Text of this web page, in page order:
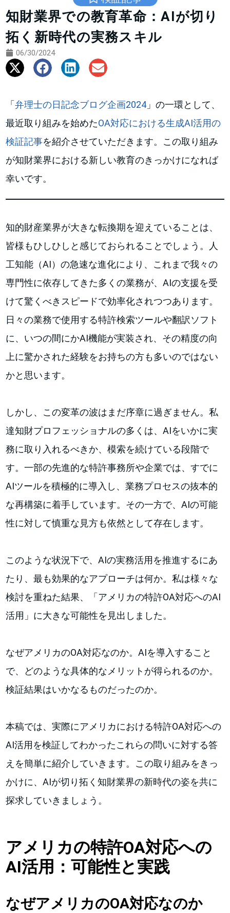
知財業界での教育革命：AIが切り
拓く新時代の実務スキル
06/30/2024
「弁理士の日記念ブログ企画2024 」の一環として、
最近取り組みを始めたOA対応における生成AI活用の
検証記事を紹介させていただきます。この取り組み
が知財業界における新しい教育のきっかけになれば
幸いです。
知的財産業界が大きな転換期を迎えていることは、
皆様もひしひしと感じておられることでしょう。人
工知能（AI）の急速な進化により、これまで我々の
専門性に依存してきた多くの業務が、AIの支援を受
けて驚くべきスピードで効率化されつつあります。
日々の業務で使用する特許検索ツールや翻訳ソフト
に、いつの間にかAI機能が実装され、その精度の向
上に驚かされた経験をお持ちの方も多いのではない
かと思います。
しかし、この変革の波はまだ序章に過ぎません。私
達知財プロフェッショナルの多くは、AIをいかに実
務に取り入れるべきか、模索を続けている段階で
す。一部の先進的な特許事務所や企業では、すでに
AIツールを積極的に導入し、業務プロセスの抜本的
な再構築に着手しています。その一方で、AIの可能
性に対して慎重な見方も依然として存在します。
このような状況下で、AIの実務活用を推進するにあ
たり、最も効果的なアプローチは何か。私は様々な
検討を重ねた結果、「アメリカの特許OA対応へのAI
活用」に大きな可能性を見出しました。
なぜアメリカのOA対応なのか。AIを導入すること
で、どのような具体的なメリットが得られるのか。
検証結果はいかなるものだったのか。
本稿では、実際にアメリカにおける特許OA対応への
AI活用を検証してわかったこれらの問いに対する答
えを簡単に紹介していきます。この取り組みをきっ
かけに、AIが切り拓く知財業界の新時代の姿を共に
探求していきましょう。
アメリカの特許OA対応への
AI活用：可能性と実践
なぜアメリカのOA対応なのか